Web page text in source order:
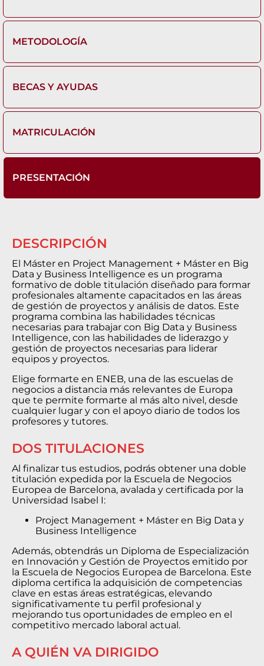
METODOLOGÍA
BECAS Y AYUDAS
MATRICULACIÓN
PRESENTACIÓN
DESCRIPCIÓN
El Máster en Project Management + Máster en Big
Data y Business Intelligence es un programa
formativo de doble titulación diseñado para formar
profesionales altamente capacitados en las áreas
de gestión de proyectos y análisis de datos. Este
programa combina las habilidades técnicas
necesarias para trabajar con Big Data y Business
Intelligence, con las habilidades de liderazgo y
gestión de proyectos necesarias para liderar
equipos y proyectos.
Elige formarte en ENEB, una de las escuelas de
negocios a distancia más relevantes de Europa
que te permite formarte al más alto nivel, desde
cualquier lugar y con el apoyo diario de todos los
profesores y tutores.
DOS TITULACIONES
Al finalizar tus estudios, podrás obtener una doble
titulación expedida por la Escuela de Negocios
Europea de Barcelona, avalada y certificada por la
Universidad Isabel I:
Project Management + Máster en Big Data y
Business Intelligence
Además, obtendrás un Diploma de Especialización
en Innovación y Gestión de Proyectos emitido por
la Escuela de Negocios Europea de Barcelona. Este
diploma certifica la adquisición de competencias
clave en estas áreas estratégicas, elevando
significativamente tu perfil profesional y
mejorando tus oportunidades de empleo en el
competitivo mercado laboral actual.
A QUIÉN VA DIRIGIDO